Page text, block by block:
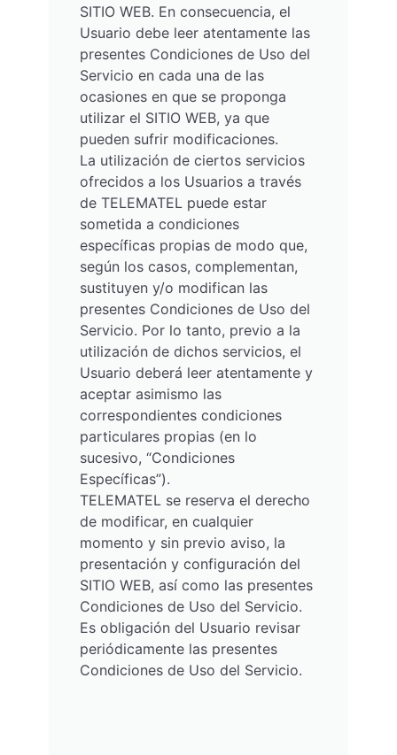
SITIO WEB. En consecuencia, el
Usuario debe leer atentamente las
presentes Condiciones de Uso del
Servicio en cada una de las
ocasiones en que se proponga
utilizar el SITIO WEB, ya que
pueden sufrir modificaciones.
La utilización de ciertos servicios
ofrecidos a los Usuarios a través
de TELEMATEL puede estar
sometida a condiciones
específicas propias de modo que,
según los casos, complementan,
sustituyen y/o modifican las
presentes Condiciones de Uso del
Servicio. Por lo tanto, previo a la
utilización de dichos servicios, el
Usuario deberá leer atentamente y
aceptar asimismo las
correspondientes condiciones
particulares propias (en lo
sucesivo, “Condiciones
Específicas”).
TELEMATEL se reserva el derecho
de modificar, en cualquier
momento y sin previo aviso, la
presentación y configuración del
SITIO WEB, así como las presentes
Condiciones de Uso del Servicio.
Es obligación del Usuario revisar
periódicamente las presentes
Condiciones de Uso del Servicio.